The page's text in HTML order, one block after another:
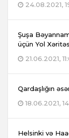
24.08.2021,
Şuşa
üçün Yol
21.06.2021,
Qardaşlığın
18.06.2021,
Helsinki və